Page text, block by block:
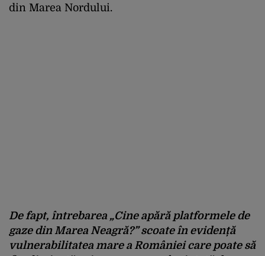
din Marea Nordului.
De fapt, întrebarea „Cine apără platformele de
gaze din Marea Neagră?” scoate în evidență
vulnerabilitatea mare a României care poate să